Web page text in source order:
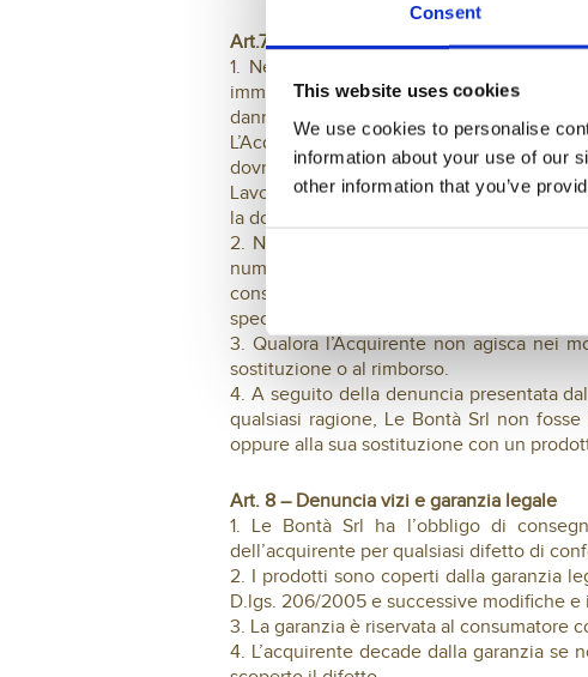
Consent
This website uses cookies
We use cookies to personalise
information about your use of our
other information that you’ve
Art.7 – Danno da trasporto
1. Nel caso in cui l’Acquirente riscontri
immediatamente apporre una riserva di
danneggiato scrivendone a penna il
L’Acquirente che abbia accettato con
dovrà entro 8 giorni dall’avvenuta
Lavoro 7, 50013 Campi Bisenzio (FI).
la documentazione fiscale.
2. Nel caso in cui l’Acquirente riscontri
numero dei prodotti ricevuti dovrà
consegna, inviando una lettera
specificare oltre al motivo della denuncia
3. Qualora l’Acquirente non agisca nei
sostituzione o al rimborso.
4. A seguito della denuncia presentata
qualsiasi ragione, Le Bontà Srl non
oppure alla sua sostituzione con un
Art. 8 – Denuncia vizi e garanzia legale
1. Le Bontà Srl ha l’obbligo di
dell’acquirente per qualsiasi difetto di
2. I prodotti sono coperti dalla garanzia
D.lgs. 206/2005 e successive modifiche e
3. La garanzia è riservata al
4. L’acquirente decade dalla garanzia